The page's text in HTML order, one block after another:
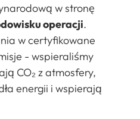
w stronę
operacji.
w certyfikowane
- wspieraliśmy
CO₂ z atmosfery,
energii i wspierają